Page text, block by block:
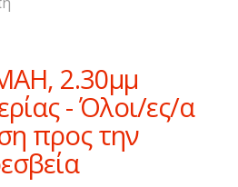
2.30μμ
- Όλοι/ες/α
προς την